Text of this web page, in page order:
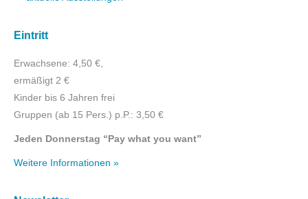
Eintritt
Erwachsene: 4,50 €,
ermäßigt 2 €
Kinder bis 6 Jahren frei
Gruppen (ab 15 Pers.) p.P.: 3,50 €
Jeden Donnerstag “Pay what you want”
Weitere Informationen »